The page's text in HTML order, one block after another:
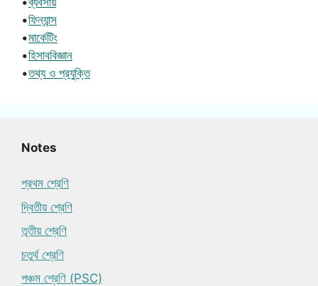
•ফিন্যান্স
•মার্কেটিং
•হিসাববিজ্ঞান
•তথ্য ও প্রযুক্তি
Notes
প্রথম শ্রেণি
দ্বিতীয় শ্রেণি
তৃতীয় শ্রেণি
চতুর্থ শ্রেণি
পঞ্চম শ্রেণি (PSC)